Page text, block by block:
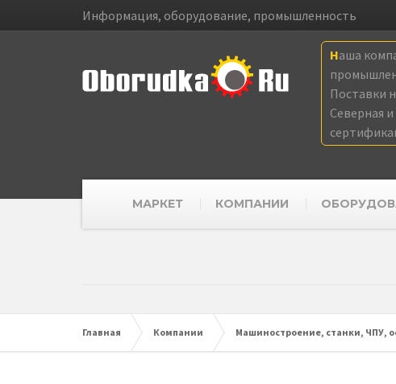
Информация, оборудование, промышленность
Наша
Поставки
Северная
МАРКЕТ КОМПАНИИ
Главная Компании Машиностроение, станки, ЧПУ,